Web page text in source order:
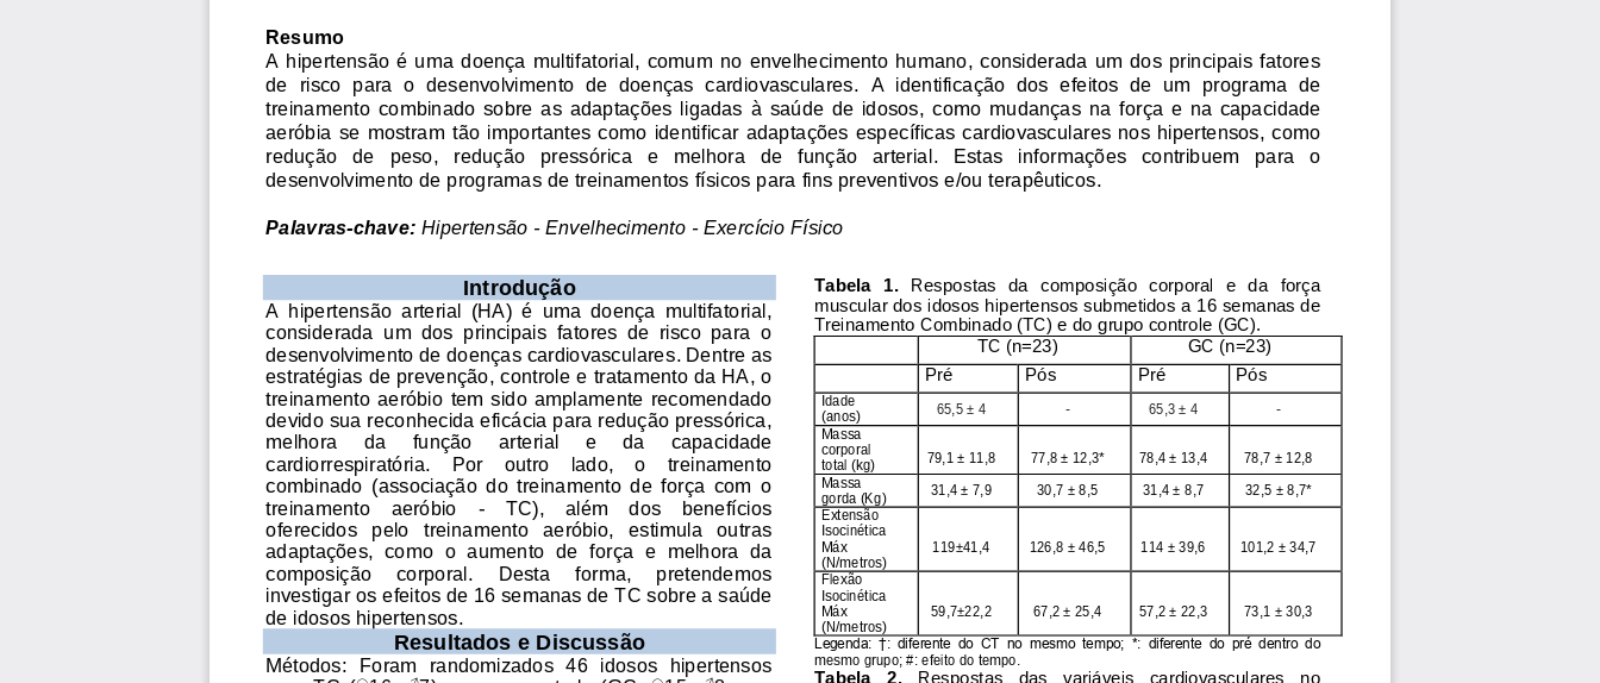
Resumo
A  hipertensão  é  uma  doença  multifatorial,  comum  no  envelhecimento  humano,  considerada  um  dos principais fatores
de  risco  para  o  desenvolvimento  de  doenças  cardiovasculares.  A  identificação  dos  efeitos  de  um  programa  de
treinamento  combinado  sobre as  adaptações  ligadas  à saúde  de  idosos,  como  mudanças  na  força  e na capacidade
aeróbia  se  mostram tão importantes  como  identificar  adaptações  específicas  cardiovasculares nos  hipertensos, como
redução   de   peso,   redução   pressórica   e   melhora   de   função   arterial.   Estas   informações   contribuem   para
o
desenvolvimento de programas de treinamentos físicos para fins preventivos e/ou terapêuticos.
Palavras-chave: Hipertensão - Envelhecimento - Exercício Físico
Introdução
A  hipertensão  arterial  (HA)  é  uma  doença  multifatorial,
considerada  um  dos  principais  fatores  de  risco  para  o
desenvolvimento de doenças cardiovasculares. Dentre as
estratégias de prevenção, controle e tratamento da HA, o
treinamento  aeróbio  tem sido  amplamente  recomendado
devido sua reconhecida eficácia para redução pressórica,
melhora     da     função     arterial     e
da     capacidade
cardiorrespiratória.    Por    outro    lado,    o    treinamento
combinado  (associação  do  treinamento  de  força  com  o
treinamento    aeróbio    -    TC),    além    dos    benefícios
oferecidos   pelo   treinamento   aeróbio,   estimula   outras
adaptações,  como  o  aumento  de  força  e  melhora  da
composição     corporal.     Desta    forma,    pretendemos
investigar os efeitos de 16 semanas de TC sobre a saúde
de idosos hipertensos.
Resultados e Discussão
Métodos:  Foram  randomizados  46  idosos  hipertensos
Tabela  1.
  Respostas  da  composição  corporal  e  da  força
muscular dos idosos hipertensos submetidos a 16 semanas de
Treinamento Combinado (TC) e do grupo controle (GC).
Legenda:  †:  diferente  do  CT  no  mesmo  tempo;  *:  diferente  do  pré  dentro  do
mesmo grupo; #: efeito do tempo.
Tabela   2.
   Respostas   das   variáveis   cardiovasculares   no
TC (n=23)
GC (n=23)
Pré
Pós Pré Pós
Idade
(anos)
65,5 ± 4 - 65,3 ± 4
-
Massa
corporal
total (kg)
79,1 ± 11 8 77 8 ± 12 3* 78 4 ± 13 4 78 7 ± 12 8
Massa
gorda (Kg)
31 4 ± 7 9 30 7 ± 8 5 31 4 ± 8 7 32 5 ± 8 7*
Extensão
Isocinética
Máx
(N/metros)
119±41,4 126 8 ± 46, 5 114 ± 39, 6 101 2 ± 34 ,7
Flexão
Isocinética
Máx
(N/metros)
59 7±22 2 67 2 ± 25 4 57,2 ± 22 3 73 1 ± 30 3